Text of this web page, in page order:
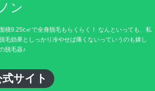
ン
積9.25c㎡で全身脱毛もらくらく！ なんといっても、私
毛効果としっかり冷やせば痛くないっていうのも嬉し
脱毛器♪
サイト